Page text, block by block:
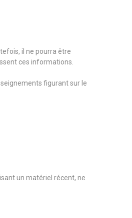
il ne pourra être
ces informations.
figurant sur le
un matériel récent, ne